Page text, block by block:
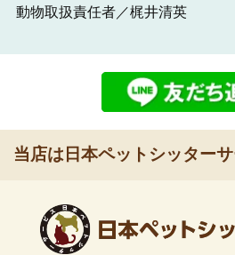
動物取扱責任者／梶井清英
当店は日本ペットシッター